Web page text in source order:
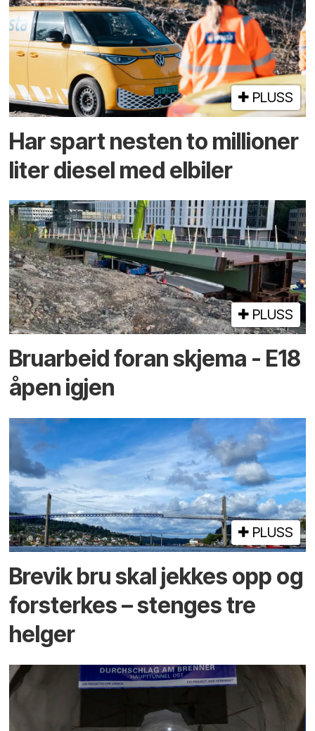
PLUSS
Har spart nesten to millioner
liter diesel med elbiler
PLUSS
Bruarbeid foran skjema - E18
åpen igjen
PLUSS
Brevik bru skal jekkes opp og
forsterkes – stenges tre
helger